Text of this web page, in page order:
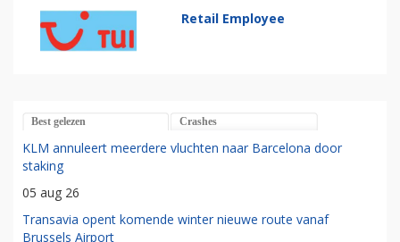
Retail Employee
Best gelezen Crashes
KLM annuleert meerdere vluchten naar Barcelona door
staking
05 aug 26
Transavia opent komende winter nieuwe route vanaf
Brussels Airport